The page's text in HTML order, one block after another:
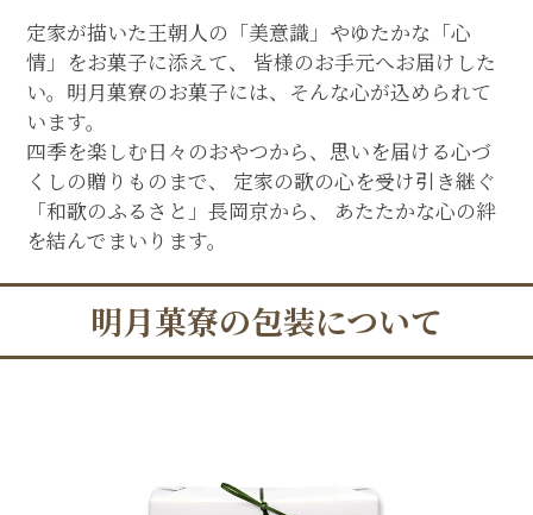
定家が描いた王朝人の「美意識」やゆたかな「心
情」をお菓子に添えて、 皆様のお手元へお届けした
い。明月菓寮のお菓子には、そんな心が込められて
います。
四季を楽しむ日々のおやつから、思いを届ける心づ
くしの贈りものまで、 定家の歌の心を受け引き継ぐ
「和歌のふるさと」長岡京から、 あたたかな心の絆
を結んでまいります。
明月菓寮の包装について